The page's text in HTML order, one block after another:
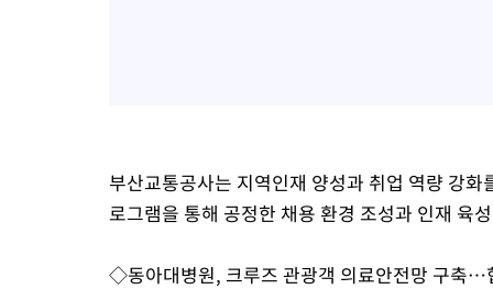
부산교통공사는 지역인재 양성과 취업 역량 강
로그램을 통해 공정한 채용 환경 조성과 인재 육
◇동아대병원, 크루즈 관광객 의료안전망 구축…